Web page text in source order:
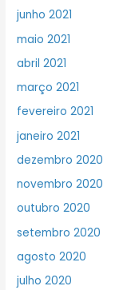
junho 2021
maio 2021
abril 2021
março 2021
fevereiro 2021
janeiro 2021
dezembro 2020
novembro 2020
outubro 2020
setembro 2020
agosto 2020
julho 2020